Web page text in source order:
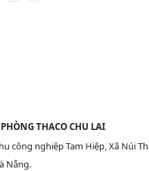
THACO CHU LAI
công nghiệp Tam Hiệp, Xã Núi
Nẵng.